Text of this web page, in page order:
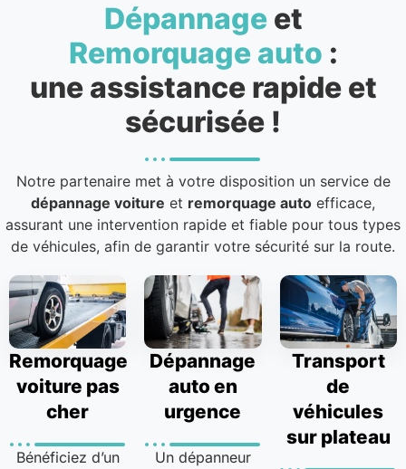
Dépannageet
Remorquage auto :
une assistance rapide et
sécurisée !
Notre partenaire met à votre disposition un service de
dépannage voiture et remorquage auto efficace,
assurant une intervention rapide et fiable pour tous types
de véhicules, afin de garantir votre sécurité sur la route.
Remorquage
voiture pas
cher
Bénéficiez d’un
Dépannage
auto en
urgence
Un dépanneur
Transport
de
véhicules
sur plateau